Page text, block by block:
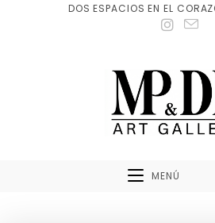
DOS ESPACIOS EN EL
MENÚ